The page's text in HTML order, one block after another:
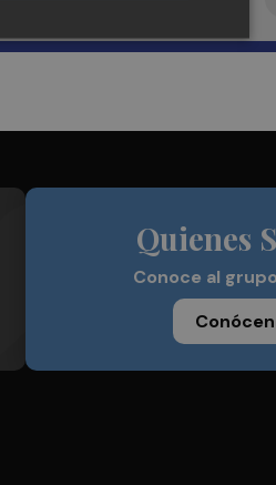
Quienes
Conoce al